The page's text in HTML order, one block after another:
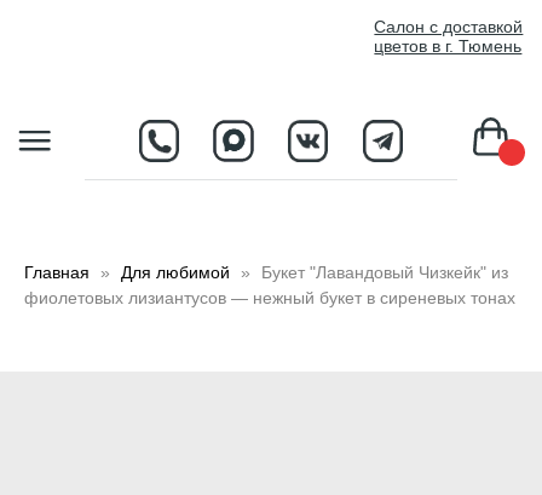
Главная Для любимой
Букет "Лавандовый Чизкейк" из
фиолетовых лизиантусов — нежный букет в сиреневых тонах